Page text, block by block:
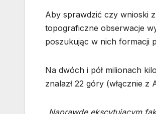
Aby sprawdzić czy wnioski
topograficzne obserwacje
poszukując w nich formacji
Na dwóch i pół milionach
znalazł 22 góry (włącznie z